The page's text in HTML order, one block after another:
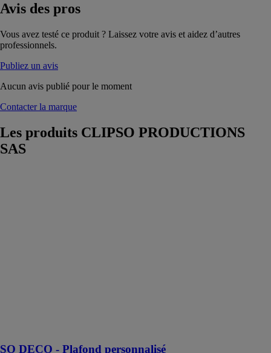
Avis des pros
Vous avez testé ce produit ? Laissez votre avis et aidez d’autres
professionnels.
Publiez un avis
Aucun avis publié pour le moment
Contacter la marque
Les produits CLIPSO PRODUCTIONS
SAS
SO DECO - Plafond personnalisé